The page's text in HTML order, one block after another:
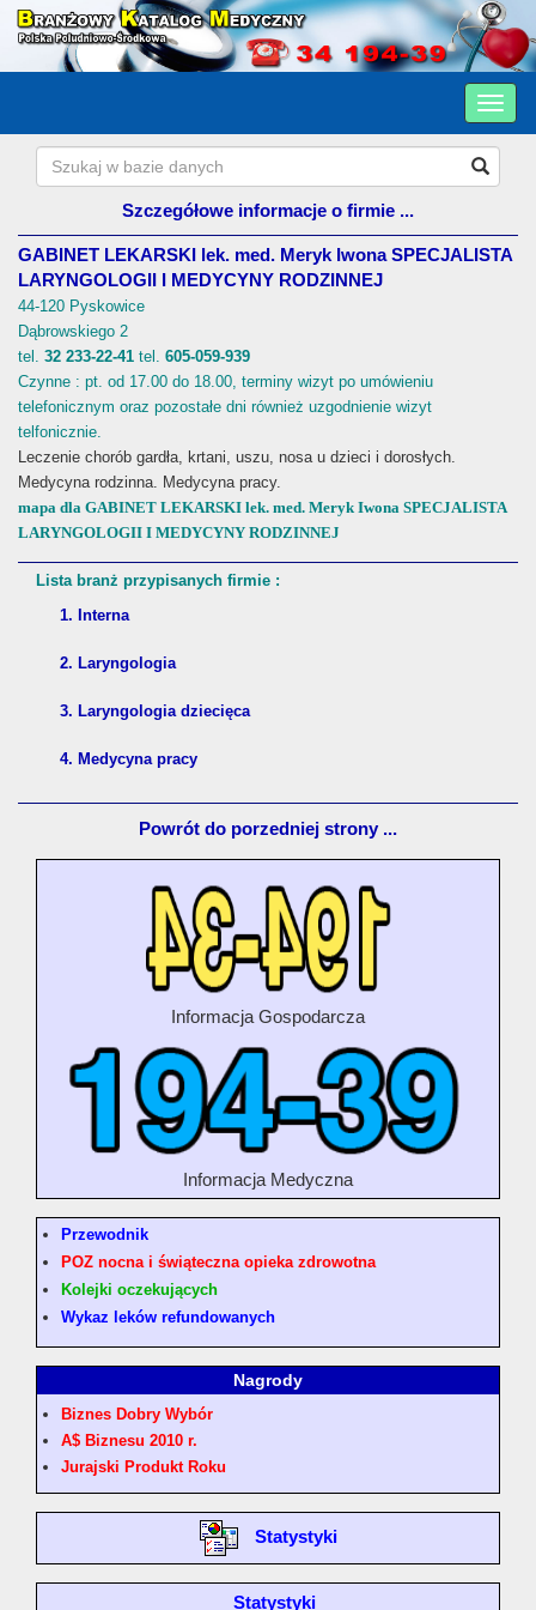
Szczegółowe informacje o firmie ...
GABINET LEKARSKI lek. med. Meryk Iwona SPECJALISTA
LARYNGOLOGII I MEDYCYNY RODZINNEJ
44-120 Pyskowice
Dąbrowskiego 2
tel. 32 233-22-41 tel. 605-059-939
Czynne : pt. od 17.00 do 18.00, terminy wizyt po umówieniu
telefonicznym oraz pozostałe dni również uzgodnienie wizyt
telfonicznie.
Leczenie chorób gardła, krtani, uszu, nosa u dzieci i dorosłych.
Medycyna rodzinna. Medycyna pracy.
mapa dla GABINET LEKARSKI lek. med. Meryk Iwona SPECJALISTA
LARYNGOLOGII I MEDYCYNY RODZINNEJ
Lista branż przypisanych firmie :
1. Interna
2. Laryngologia
3. Laryngologia dziecięca
4. Medycyna pracy
Powrót do porzedniej strony ...
Informacja Gospodarcza
Informacja Medyczna
Przewodnik
POZ nocna i świąteczna opieka zdrowotna
Kolejki oczekujących
Wykaz leków refundowanych
Nagrody
Biznes Dobry Wybór
A$ Biznesu 2010 r.
Jurajski Produkt Roku
Statystyki
Statystyki